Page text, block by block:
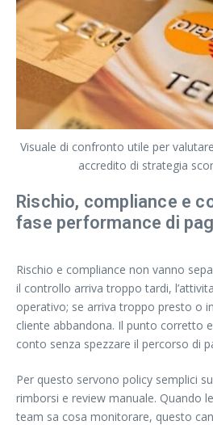
Visuale di confronto utile per
accredito di strategia
Rischio, compliance e
fase performance di
Rischio e compliance non vanno
il controllo arriva troppo tardi,
operativo; se arriva troppo presto o
cliente abbandona. Il punto corretto
conto senza spezzare il percorso di
Per questo servono policy semplici
rimborsi e review manuale. Quando
team sa cosa monitorare, questo